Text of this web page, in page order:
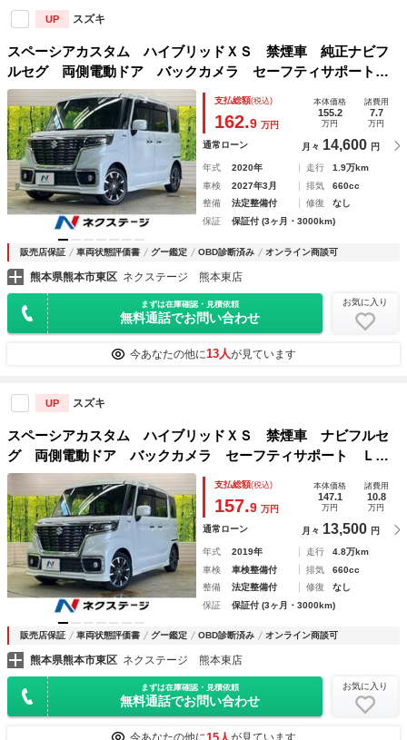
UP スズキ
スペーシアカスタム ハイブリッドＸＳ 禁煙車 純正ナビフ
ルセグ 両側電動ドア バックカメラ セーフティサポート
リアパーキングセンサ ＬＥＤヘッド 純正１５インチＡＷ
半革シート シートヒーター 後席サーキュレーター／サンシ
ェード ＥＴＣ
支払総額(税込)
162.9 万円
本体価格
155.2
万円
諸費用
7.7
万円
通常ローン 月々 14,600 円
年式 2020年 走行
1.9万km
車検
2027年3月 排気
660cc
整備
法定整備付 修復
なし
保証
保証付 (3ヶ月・3000km)
販売店保証 車両状態評価書 グー鑑定 OBD診断済み オンライン商談可
熊本県熊本市東区 ネクステージ 熊本東店
まずは在庫確認・見積依頼
無料通話でお問い合わせ
お気に入り
今あなたの他に13人が見ています
UP スズキ
スペーシアカスタム ハイブリッドＸＳ 禁煙車 ナビフルセ
グ 両側電動ドア バックカメラ セーフティサポート ＬＥ
Ｄヘッド 純正１５インチＡＷ 半革シート シートヒータ
ー 後席サーキュレーター／サンシェード ＥＴＣ Ｂｌｕｅ
ｔｏｏｔｈ
支払総額(税込)
157.9 万円
本体価格
147.1
万円
諸費用
10.8
万円
通常ローン 月々 13,500 円
年式 2019年 走行
4.8万km
車検
車検整備付 排気
660cc
整備
法定整備付 修復
なし
保証
保証付 (3ヶ月・3000km)
販売店保証 車両状態評価書 グー鑑定 OBD診断済み オンライン商談可
熊本県熊本市東区 ネクステージ 熊本東店
まずは在庫確認・見積依頼
無料通話でお問い合わせ
お気に入り